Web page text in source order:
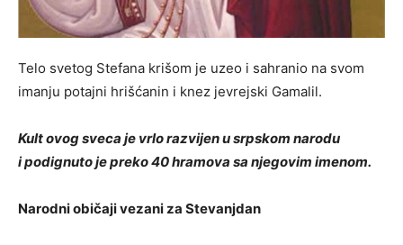
Telo svetog Stefana krišom je uzeo i sahranio na svom
imanju potajni hrišćanin i knez jevrejski Gamalil.
Kult ovog sveca je vrlo razvijen u srpskom narodu
i podignuto je preko 40 hramova sa njegovim imenom.
Narodni običaji vezani za Stevanjdan